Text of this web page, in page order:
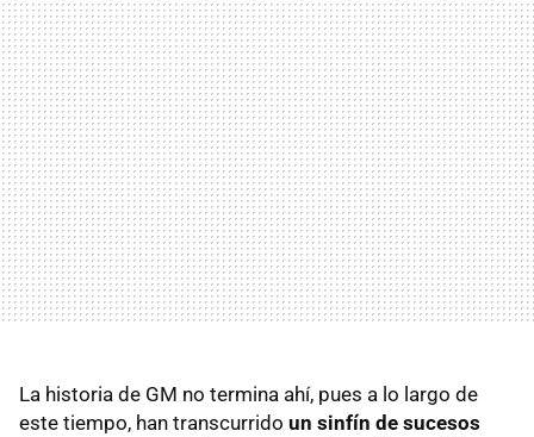
La historia de GM no termina ahí, pues a lo largo de
este tiempo, han transcurrido un sinfín de sucesos